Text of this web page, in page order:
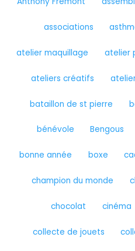
associations
atelier maquillage atelier
ateliers créatifs
bataillon de st pierre
bénévole Bengous
bonne année boxe
champion du monde
chocolat cinéma
collecte de jouets